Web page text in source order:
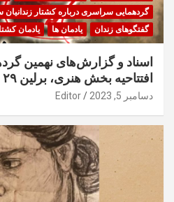
گردهمایی سراسری درباره کشتار زندانیان
گفتگوهای زندان
یادمان ها یادمان
اسناد و گزارش‌های نهمین
افتتاحیه بخش هنری، برلین ۲۹ سپتامبر ۲۰۲۳
دسامبر 5, 2023 Editor